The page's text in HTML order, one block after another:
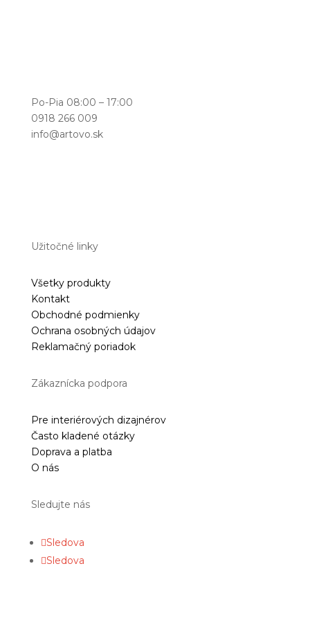
Po-Pia 08:00 – 17:00
0918 266 009
info@artovo.sk
Užitočné linky
Všetky produkty
Kontakt
Obchodné podmienky
Ochrana osobných údajov
Reklamačný poriadok
Zákaznícka podpora
Pre interiérových dizajnérov
Často kladené otázky
Doprava a platba
O nás
Sledujte nás
Sledova
Sledova